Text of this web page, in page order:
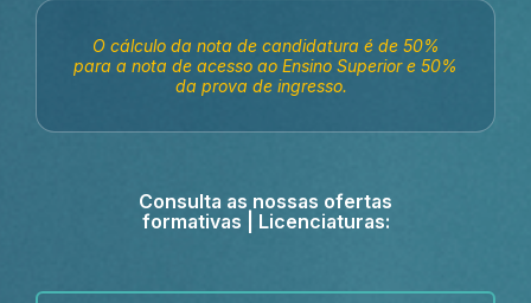
O cálculo da nota de candidatura é de 50%
para a nota de acesso ao Ensino Superior e 50%
da prova de ingresso.
Consulta as nossas ofertas
formativas | Licenciaturas: